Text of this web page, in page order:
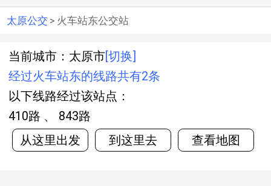
太原公交 > 火车站东公交站
当前城市：太原市 [切换]
经过火车站东的线路共有2条
以下线路经过该站点：
410路 、 843路
从这里出发
到这里去 查看地图